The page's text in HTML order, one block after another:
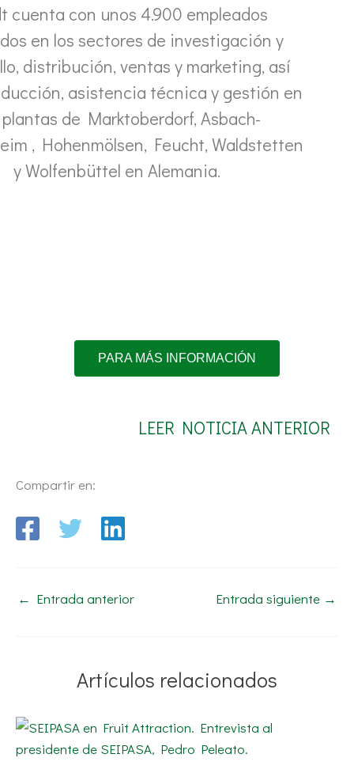
cuenta con unos 4.900 empleados
en los sectores de investigación y
distribución, ventas y marketing, así
asistencia técnica y gestión en
de Marktoberdorf, Asbach-
, Hohenmölsen, Feucht, Waldstetten
y Wolfenbüttel en Alemania.
PARA MÁS INFORMACIÓN
LEER NOTICIA ANTERIOR
Compartir en:
← Entrada anterior Entrada siguiente →
Artículos relacionados